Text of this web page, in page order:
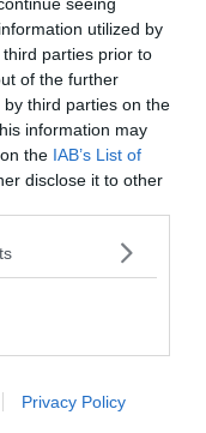
utilized by
parties prior to
of the further
third parties on the
information may
the IAB’s List of
disclose it to other
Privacy Policy
Tous offrent de
de nombreuses
uniques.
vous pourrez faire
. La Vallée de